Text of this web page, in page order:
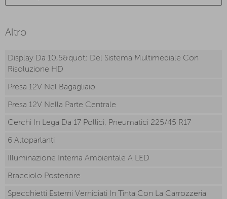
Altro
Display Da 10,5&quot; Del Sistema Multimediale Con
Risoluzione HD
Presa 12V Nel Bagagliaio
Presa 12V Nella Parte Centrale
Cerchi In Lega Da 17 Pollici, Pneumatici 225/45 R17
6 Altoparlanti
Illuminazione Interna Ambientale A LED
Bracciolo Posteriore
Specchietti Esterni Verniciati In Tinta Con La Carrozzeria